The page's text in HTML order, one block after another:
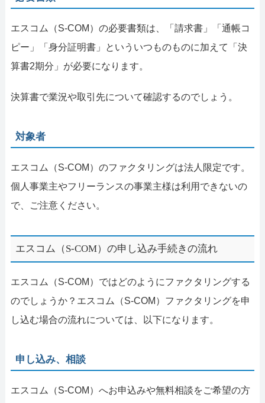
エスコム（S-COM）の必要書類は、「請求書」「通帳コ
ピー」「身分証明書」といういつものものに加えて「決
算書2期分」が必要になります。
決算書で業況や取引先について確認するのでしょう。
対象者
エスコム（S-COM）のファクタリングは法人限定です。
個人事業主やフリーランスの事業主様は利用できないの
で、ご注意ください。
エスコム（S-COM）の申し込み手続きの流れ
エスコム（S-COM）ではどのようにファクタリングする
のでしょうか？エスコム（S-COM）ファクタリングを申
し込む場合の流れについては、以下になります。
申し込み、相談
エスコム（S-COM）へお申込みや無料相談をご希望の方